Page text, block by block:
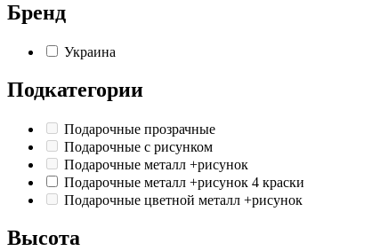
Бренд
Украина
Подкатегории
Подарочные прозрачные
Подарочные с рисунком
Подарочные металл +рисунок
Подарочные металл +рисунок 4 краски
Подарочные цветной металл +рисунок
Высота